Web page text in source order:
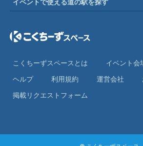
イベントで使える道の駅を探す
こくちーずスペースとは
イベント会
ヘルプ
利⽤規約 運営会社
掲載リクエストフォーム